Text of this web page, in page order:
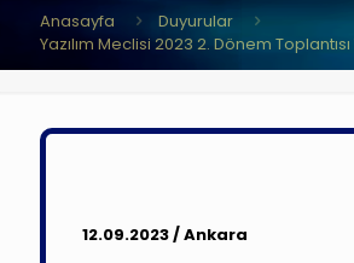
Anasayfa
Duyurular
Yazılım Meclisi 2023 2. Dönem Toplantısı
12.09.2023 / Ankara